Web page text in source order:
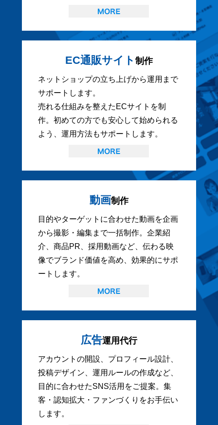
EC通販サイト 制作
ネットショップの立ち上げから運用まで
サポートします。
売れる仕組みを整えたECサイトを制
作。初めての方でも安心して始められる
よう、運用方法もサポートします。
動画制作
目的やターゲットに合わせた動画を企画
から撮影・編集まで一括制作。企業紹
介、商品PR、採用動画など、伝わる映
像でブランド価値を高め、効果的にサポ
ートします。
広告運用代行
アカウントの開設、プロフィール設計、
投稿デザイン、運用ルールの作成など、
目的に合わせたSNS活用をご提案。集
客・認知拡大・ファンづくりをお手伝い
します。